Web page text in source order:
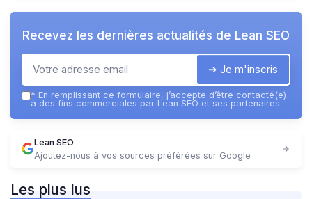
Recevez les dernières actualités de Lean SEO
➔ Je m'inscris
* En remplissant ce formulaire, j’accepte d’être contacté(e)
à des fins commerciales par Lean SEO et ses partenaires.
Lean SEO
Ajoutez-nous à vos sources préférées sur Google
Les plus lus